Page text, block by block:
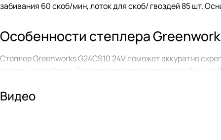
забивания 60 скоб/мин, лоток для скоб/ гвоздей 85 шт.
Особенности степлера
Степлер Greenworks G24CS10 24V поможет аккуратно
для точной забивки. Бесключевая регулировка глубины
Скорость забивания составляет 60 скоб/мин, что
удар в соответствии с типом материала. Для данной
Видео